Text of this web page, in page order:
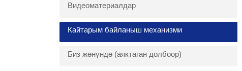
Видеоматериалдар
Кайтарым байланыш механизми
Биз жөнүндө (аяктаган долбоор)